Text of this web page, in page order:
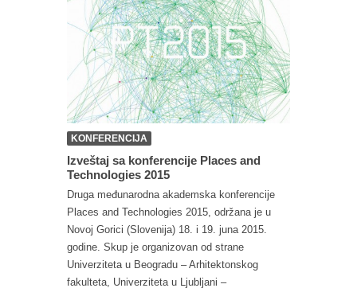
KONFERENCIJA
Izveštaj sa konferencije Places and
Technologies 2015
Druga međunarodna akademska konferencije
Places and Technologies 2015, održana je u
Novoj Gorici (Slovenija) 18. i 19. juna 2015.
godine. Skup je organizovan od strane
Univerziteta u Beogradu – Arhitektonskog
fakulteta, Univerziteta u Ljubljani –